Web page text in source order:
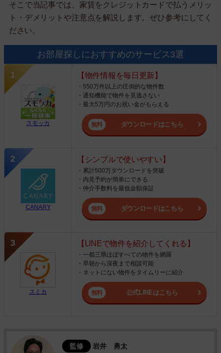
そこで当記事では、家賃をクレジットカードで払うメリッ
ト・デメリットや注意点を解説します。ぜひ参考にしてく
ださい。
お部屋探しにおすすめのサービス3選
スモッカ
【物件情報を毎日更新】
・550万件以上の圧倒的な物件数
・通知機能で物件を見逃さない
・最大5万円のお祝い金がもらえる
ダウンロードはこちら
CANARY
【シンプルで使いやすい】
・累計500万ダウンロードを突破
・内見予約が簡単にできる
・仲介手数料を最低金額保証
ダウンロードはこちら
スミカ
【LINEで物件を紹介してくれる】
・一都三県ほぼすべての物件を網羅
・早朝から深夜まで相談可能
・ネットにない物件をタイムリーに紹介
公式LINEはこちら
監修 岩井 勇太